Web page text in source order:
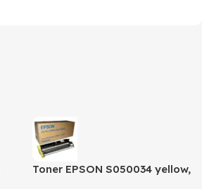
Toner EPSON S050034 yellow,